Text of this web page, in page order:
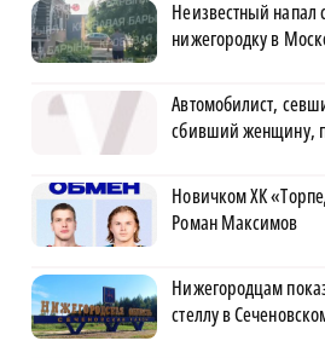
Неизвестный напал
нижегородку в
Автомобилист,
сбивший женщину,
Новичком ХК
Роман Максимов
Нижегородцам
стеллу в